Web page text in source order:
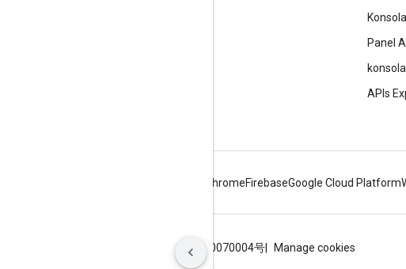
Panel
APIs
ChromeFirebaseGoogle Cloud Platform
ICP证合字B2-20070004号 Manage cookies